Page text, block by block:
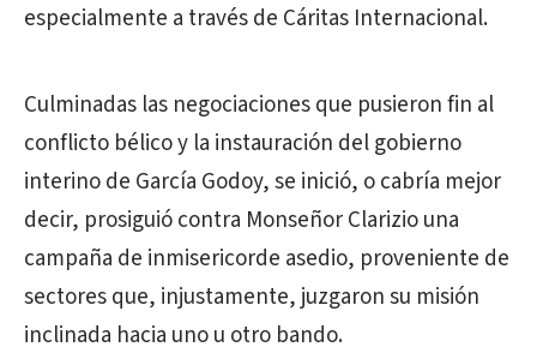
especialmente a través de Cáritas Internacional.
Culminadas las negociaciones que pusieron fin al
conflicto bélico y la instauración del gobierno
interino de García Godoy, se inició, o cabría mejor
decir, prosiguió contra Monseñor Clarizio una
campaña de inmisericorde asedio, proveniente de
sectores que, injustamente, juzgaron su misión
inclinada hacia uno u otro bando.